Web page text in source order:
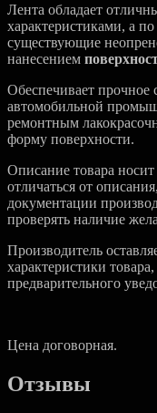
Лента обладает
характеристиками, а
существующие
нанесением
Обеспечивает прочное
автомобильной
ремонтным
форму поверхности.
Описание товара
отличаться от
документации
проверять наличие
Производитель
характеристики
предварительного
Цена договорная.
Отзывы